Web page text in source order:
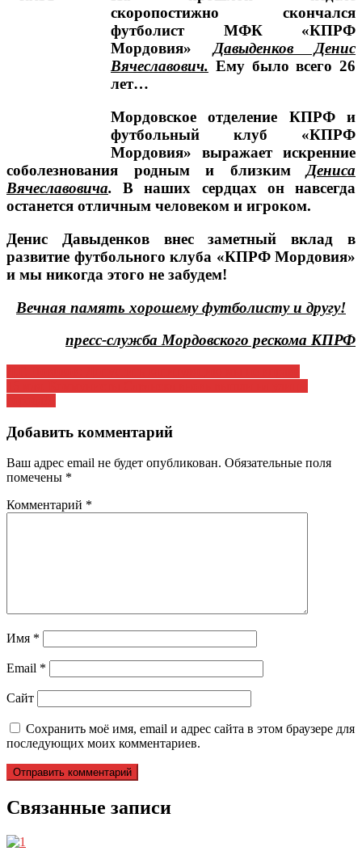
скоропостижно скончался
футболист МФК «КПРФ
Мордовия»Давыденков Денис
Вячеславович. Ему было всего 26
лет…
Мордовское отделение КПРФ и
футбольный клуб «КПРФ
Мордовия» выражает искренние
соболезнования родным и близким Дениса
Вячеславовича.В наших сердцах он навсегда
останется отличным человеком и игроком.
Денис Давыденков внес заметный вклад в
развитие футбольного клуба «КПРФ Мордовия»
и мы никогда этого не забудем!
Вечная память хорошему футболисту и другу!
пресс-служба Мордовского рескома КПРФ
Навигация
по
Добавить комментарий
Ваш адрес email не будет опубликован. Обязательные поля
помечены *
Комментарий *
Имя *
Email *
Сайт
Сохранить моё имя, email и адрес сайта в этом браузере для
последующих моих комментариев.
Связанные записи